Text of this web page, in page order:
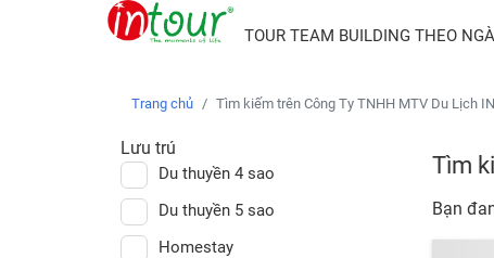
TOUR TEAM BUILDING THEO
Trang chủ Tìm kiếm trên Công Ty TNHH MTV Du Lịch IN
Lưu trú
Du thuyền 4 sao
Du thuyền 5 sao
Homestay
Tìm
Bạn